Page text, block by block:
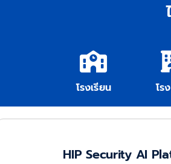
โรงเรียน โร
HIP Security AI